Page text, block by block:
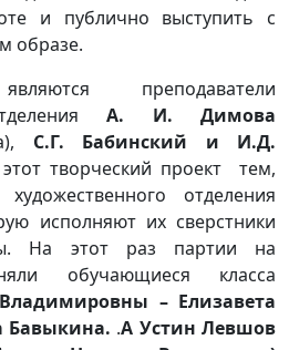
и публично выступить с
образе.
преподаватели
А. И. Димова
С.Г. Бабинский и И.Д.
творческий проект тем,
отделения
исполняют их сверстники
На этот раз партии на
обучающиеся класса
– Елизавета
Бавыкина. .А Устин Левшов